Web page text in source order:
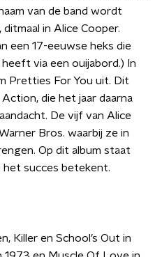
van de band wordt
in Alice Cooper.
een 17-eeuwse heks die
via een ouijabord.) In
Pretties For You uit. Dit
die het jaar daarna
De vijf van Alice
Bros. waarbij ze in
Op dit album staat
het succes betekent.
Killer en School’s Out in